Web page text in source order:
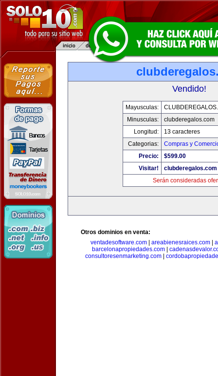
Vendido!
Mayusculas:
Minusculas:
clubderegalos.com
Longitud:
13 caracteres
Categorias:
Compras y
Precio:
$599.00
Visitar!
clubderegalos.com
Serán consideradas
Otros dominios en venta:
ventadesoftware.com| areabienesraices.com|
barcelonapropiedades.com|
consultoresenmarketing.com